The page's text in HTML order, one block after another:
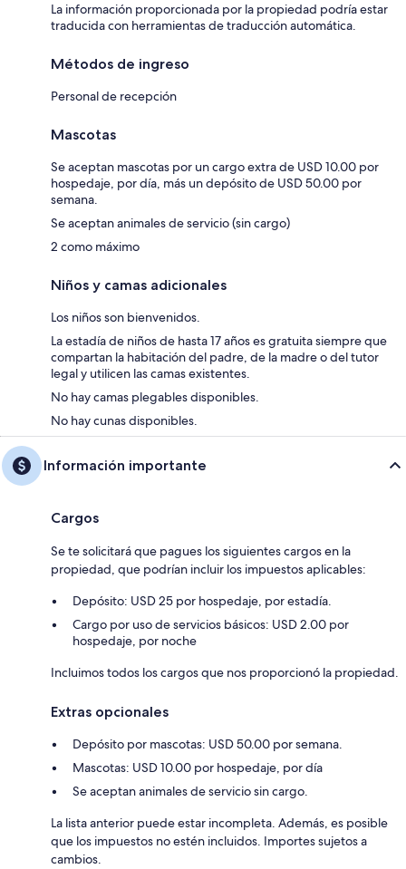
La información proporcionada por la propiedad podría estar
traducida con herramientas de traducción automática.
Métodos de ingreso
Personal de recepción
Mascotas
Se aceptan mascotas por un cargo extra de USD 10.00 por
hospedaje, por día, más un depósito de USD 50.00 por
semana.
Se aceptan animales de servicio (sin cargo)
2 como máximo
Niños y camas adicionales
Los niños son bienvenidos.
La estadía de niños de hasta 17 años es gratuita siempre que
compartan la habitación del padre, de la madre o del tutor
legal y utilicen las camas existentes.
No hay camas plegables disponibles.
No hay cunas disponibles.
Información importante
Cargos
Se te solicitará que pagues los siguientes cargos en la
propiedad, que podrían incluir los impuestos aplicables:
Depósito: USD 25 por hospedaje, por estadía.
Cargo por uso de servicios básicos: USD 2.00 por
hospedaje, por noche
Incluimos todos los cargos que nos proporcionó la propiedad.
Extras opcionales
Depósito por mascotas: USD 50.00 por semana.
Mascotas: USD 10.00 por hospedaje, por día
Se aceptan animales de servicio sin cargo.
La lista anterior puede estar incompleta. Además, es posible
que los impuestos no estén incluidos. Importes sujetos a
cambios.